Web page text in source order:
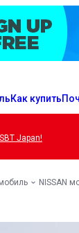
Как купить
Japan!
NISSAN